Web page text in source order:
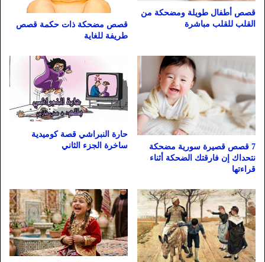
قصص أطفال طويلة ومضحكة من
القلب للقلب مباشرة
قصص مضحكة ذات حكمة قصص
طريفة للغاية
7 قصص قصيرة سورية مضحكة
نتحداك إن فارقتك الضحكة أثناء
قراءتها
حارة النبراشي قصة كوميدية
ساخرة الجزء الثاني